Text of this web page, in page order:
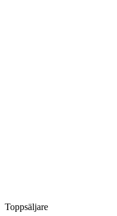
Toppsäljare